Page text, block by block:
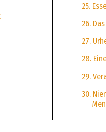
25.
26.
27.
28.
29.
30.